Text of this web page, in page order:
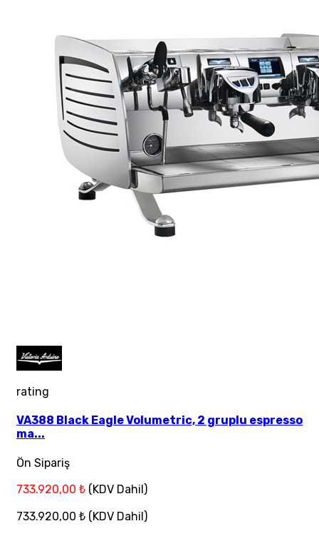
rating
VA388 Black Eagle Volumetric, 2 gruplu espresso
ma...
Ön Sipariş
733.920,00 ₺ (KDV Dahil)
733.920,00 ₺ (KDV Dahil)